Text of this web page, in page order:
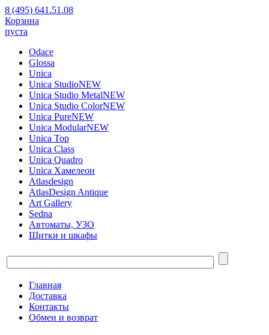
8 (495) 641.51.08
Корзина
пуста
Odace
Glossa
Unica
Unica StudioNEW
Unica Studio MetalNEW
Unica Studio ColorNEW
Unica PureNEW
Unica ModularNEW
Unica Top
Unica Class
Unica Quadro
Unica Хамелеон
Atlasdesign
AtlasDesign Antique
Art Gallery
Sedna
Автоматы, УЗО
Щитки и шкафы
Главная
Доставка
Контакты
Обмен и возврат